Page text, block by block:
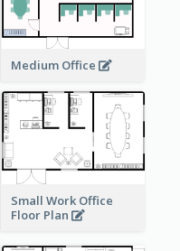
Medium Office
Small Work Office
Floor Plan